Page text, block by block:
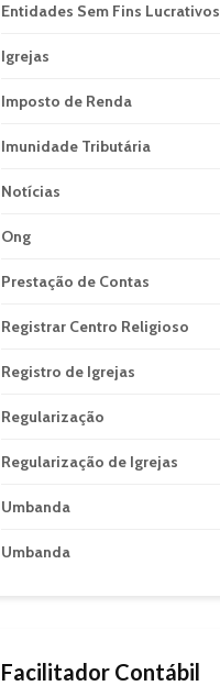
Entidades Sem Fins Lucrativos
Igrejas
Imposto de Renda
Imunidade Tributária
Notícias
Ong
Prestação de Contas
Registrar Centro Religioso
Registro de Igrejas
Regularização
Regularização de Igrejas
Umbanda
Umbanda
Facilitador Contábil